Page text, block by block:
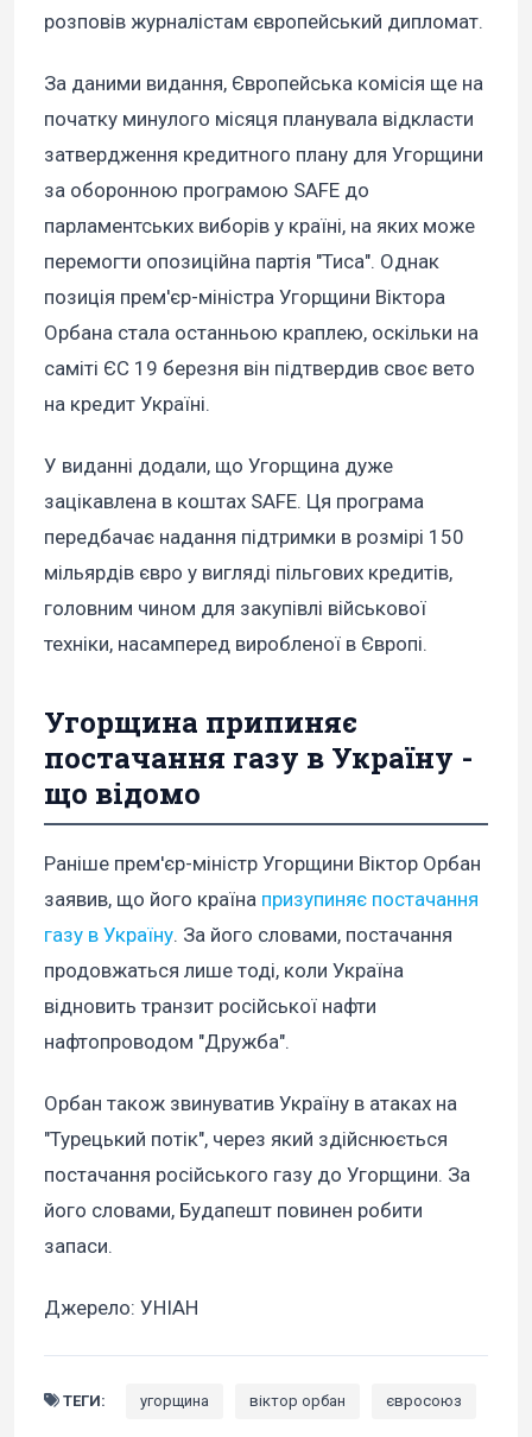
розповів журналістам європейський дипломат.
За даними видання, Європейська комісія ще на
початку минулого місяця планувала відкласти
затвердження кредитного плану для Угорщини
за оборонною програмою SAFE до
парламентських виборів у країні, на яких може
перемогти опозиційна партія "Тиса". Однак
позиція прем'єр-міністра Угорщини Віктора
Орбана стала останньою краплею, оскільки на
саміті ЄС 19 березня він підтвердив своє вето
на кредит Україні.
У виданні додали, що Угорщина дуже
зацікавлена в коштах SAFE. Ця програма
передбачає надання підтримки в розмірі 150
мільярдів євро у вигляді пільгових кредитів,
головним чином для закупівлі військової
техніки, насамперед виробленої в Європі.
Угорщина припиняє
постачання газу в Україну -
що відомо
Раніше прем'єр-міністр Угорщини Віктор Орбан
заявив, що його країна призупиняє постачання
газу в Україну. За його словами, постачання
продовжаться лише тоді, коли Україна
відновить транзит російської нафти
нафтопроводом "Дружба".
Орбан також звинуватив Україну в атаках на
"Турецький потік", через який здійснюється
постачання російського газу до Угорщини. За
його словами, Будапешт повинен робити
запаси.
Джерело: УНІАН
ТЕГИ: угорщина віктор орбан євросоюз